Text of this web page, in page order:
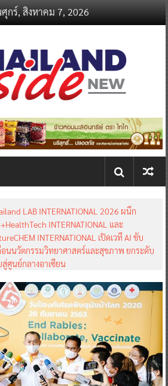
กร์, สิงหาคม 7, 2026
LAB INTERNATIONAL 2026 ผนึก
INTERNATIONAL และ
INTERNATIONAL เปิดเวที AI ขับ
อนนวัตกรรมวิทยาศาสตร์และสุขภาพ ยกระดับ
สู่ศูนย์กลางอาเซียน